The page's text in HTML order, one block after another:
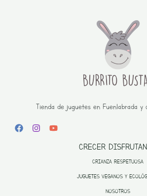
Tienda de juguetes en Fuenlabrada y
CRECER
CRIANZA RESPETUOSA
JUGUETES VEGANOS Y
NOSOTROS